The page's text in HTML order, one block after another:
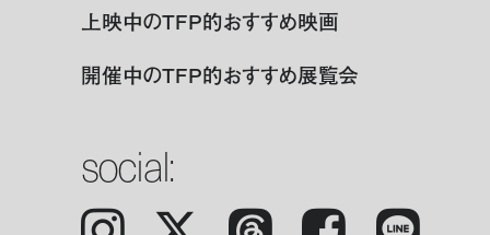
上映中のTFP的おすすめ映画
開催中のTFP的おすすめ展覧会
social: